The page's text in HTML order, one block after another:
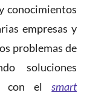
conocimientos
empresas y
problemas de
soluciones
con elsmart